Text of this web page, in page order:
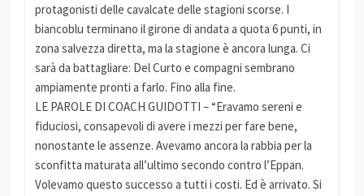
protagonisti delle cavalcate delle stagioni scorse. I
biancoblu terminano il girone di andata a quota 6 punti, in
zona salvezza diretta, ma la stagione è ancora lunga. Ci
sarà da battagliare: Del Curto e compagni sembrano
ampiamente pronti a farlo. Fino alla fine.
LE PAROLE DI COACH GUIDOTTI – “Eravamo sereni e
fiduciosi, consapevoli di avere i mezzi per fare bene,
nonostante le assenze. Avevamo ancora la rabbia per la
sconfitta maturata all’ultimo secondo contro l’Eppan.
Volevamo questo successo a tutti i costi. Ed è arrivato. Si